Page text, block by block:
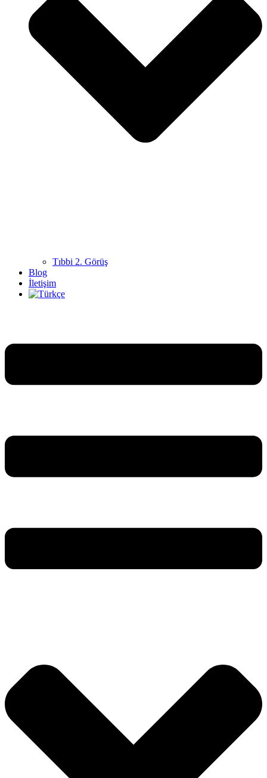
Tıbbi 2. Görüş
Blog
İletişim